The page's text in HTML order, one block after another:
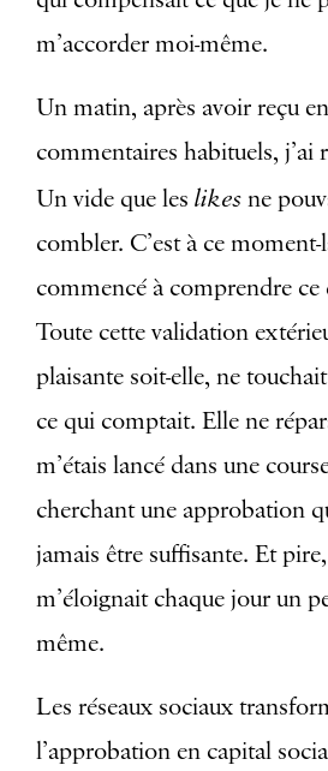
m’accorder moi-même.
Un matin, après avoir reçu
commentaires habituels, j’ai
Un vide que les likes ne
combler. C’est à ce moment-
commencé à comprendre ce
Toute cette validation
plaisante soit-elle, ne
ce qui comptait. Elle ne
m’étais lancé dans une
cherchant une approbation
jamais être suffisante. Et
m’éloignait chaque jour un
même.
Les réseaux sociaux
l’approbation en capital